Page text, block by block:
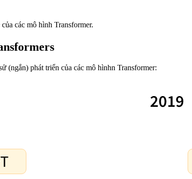
các mô hình Transformer.
(ngắn) phát triển của các mô hìnhn Transformer: